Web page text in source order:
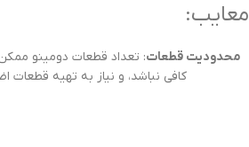
معایب:
محدودیت قطعات: تعداد قطعات دومینو
کافی نباشد، و نیاز به تهیه قطعات